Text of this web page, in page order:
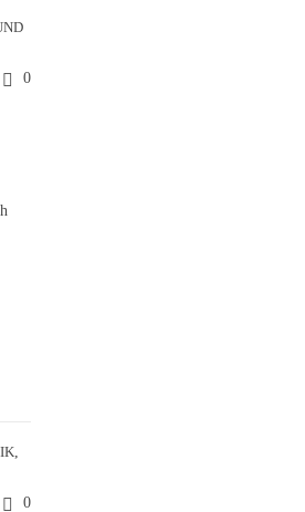
0
,
0